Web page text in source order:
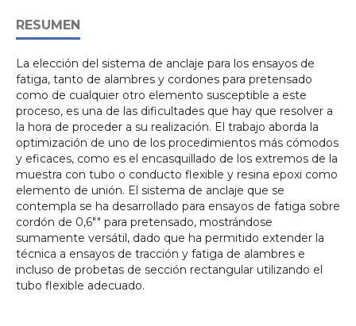
RESUMEN
La elección del sistema de anclaje para los ensayos de
fatiga, tanto de alambres y cordones para pretensado
como de cualquier otro elemento susceptible a este
proceso, es una de las dificultades que hay que resolver a
la hora de proceder a su realización. El trabajo aborda la
optimización de uno de los procedimientos más cómodos
y eficaces, como es el encasquillado de los extremos de la
muestra con tubo o conducto flexible y resina epoxi como
elemento de unión. El sistema de anclaje que se
contempla se ha desarrollado para ensayos de fatiga sobre
cordón de 0,6"" para pretensado, mostrándose
sumamente versátil, dado que ha permitido extender la
técnica a ensayos de tracción y fatiga de alambres e
incluso de probetas de sección rectangular utilizando el
tubo flexible adecuado.